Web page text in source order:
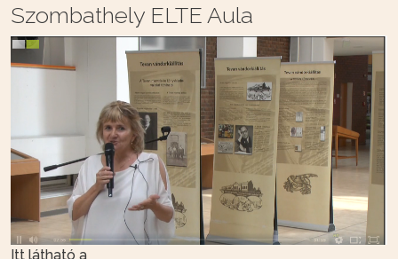
Szombathely ELTE Aula
Itt látható a